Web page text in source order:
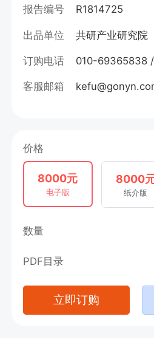
报告编号 R1814725
出品单位 共研产业研究院
订购电话 010-69365838
客服邮箱
价格
8000元
电子版
8000
纸介版
数量
PDF目录
立即订购